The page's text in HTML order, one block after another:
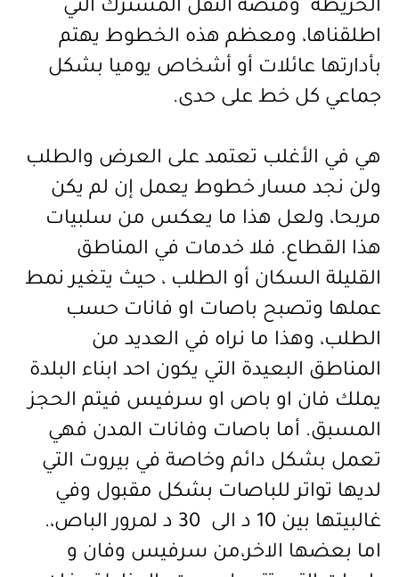
الخريطة ومنصة النقل المشترك التي
اطلقناها، ومعظم هذه الخطوط يهتم
بأدارتها عائلات أو أشخاص يوميا بشكل
جماعي كل خط على حدى.
هي في الأغلب تعتمد على العرض والطلب
ولن نجد مسار خطوط يعمل إن لم يكن
مربحا، ولعل هذا ما يعكس من سلبيات
هذا القطاع. فلا خدمات في المناطق
القليلة السكان أو الطلب ، حيث يتغير نمط
عملها وتصبح باصات او فانات حسب
الطلب، وهذا ما نراه في العديد من
المناطق البعيدة التي يكون احد ابناء البلدة
يملك فان او باص او سرفيس فيتم الحجز
المسبق. أما باصات وفانات المدن فهي
تعمل بشكل دائم وخاصة في بيروت التي
لديها تواتر للباصات بشكل مقبول وفي
غالبيتها بين 10 د الى 30 د لمرور الباص،.
اما بعضها الاخر،من سرفيس وفان و